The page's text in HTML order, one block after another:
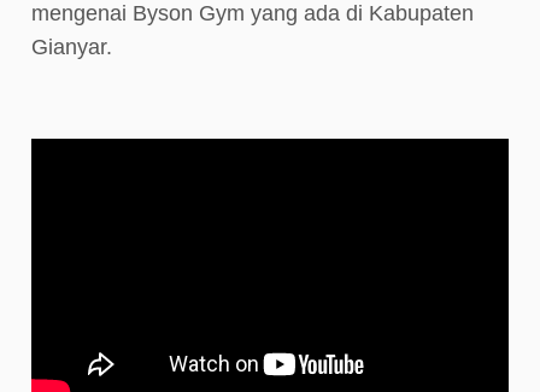
mengenai Byson Gym yang ada di Kabupaten
Gianyar.